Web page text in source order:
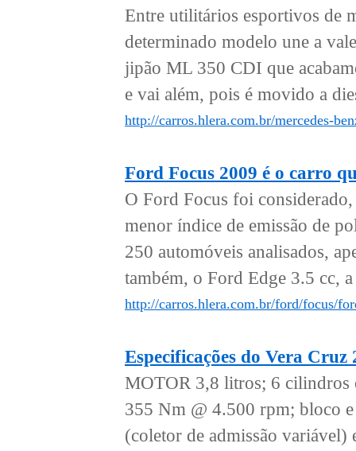
Entre utilitários esportivos de
determinado modelo une a
jipão ML 350 CDI que
e vai além, pois é movido a
http://carros.hlera.com.br/mercedes-
Ford Focus 2009 é o carro
O Ford Focus foi
menor índice de emissão de
250 automóveis analisados,
também, o Ford Edge 3.5 cc,
http://carros.hlera.com.br/ford/focus/
Especificações do Vera Cruz
MOTOR 3,8 litros; 6 cilindros
355 Nm @ 4.500 rpm; bloco
(coletor de admissão